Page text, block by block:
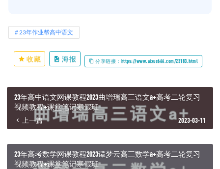
23年作业帮高中语文
收藏 海报 分享链接：https://www.aixue666.com/23183.html
23年高中语文网课教程2023曲增瑞高三语文a+高考二轮复习
视频教程+课堂笔记寒假班
上一篇 2023-03-11
23年高考数学网课教程2023谭梦云高三数学a+高考二轮复习
视频教程+课堂笔记寒假班